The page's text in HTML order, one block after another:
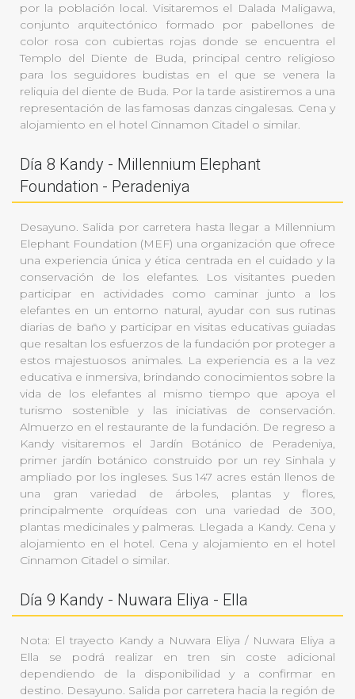
por la población local. Visitaremos el Dalada Maligawa,
conjunto arquitectónico formado por pabellones de
color rosa con cubiertas rojas donde se encuentra el
Templo del Diente de Buda, principal centro religioso
para los seguidores budistas en el que se venera la
reliquia del diente de Buda. Por la tarde asistiremos a una
representación de las famosas danzas cingalesas. Cena y
alojamiento en el hotel Cinnamon Citadel o similar.
Día 8 Kandy - Millennium Elephant
Foundation - Peradeniya
Desayuno. Salida por carretera hasta llegar a Millennium
Elephant Foundation (MEF) una organización que ofrece
una experiencia única y ética centrada en el cuidado y la
conservación de los elefantes. Los visitantes pueden
participar en actividades como caminar junto a los
elefantes en un entorno natural, ayudar con sus rutinas
diarias de baño y participar en visitas educativas guiadas
que resaltan los esfuerzos de la fundación por proteger a
estos majestuosos animales. La experiencia es a la vez
educativa e inmersiva, brindando conocimientos sobre la
vida de los elefantes al mismo tiempo que apoya el
turismo sostenible y las iniciativas de conservación.
Almuerzo en el restaurante de la fundación. De regreso a
Kandy visitaremos el Jardín Botánico de Peradeniya,
primer jardín botánico construido por un rey Sinhala y
ampliado por los ingleses. Sus 147 acres están llenos de
una gran variedad de árboles, plantas y flores,
principalmente orquídeas con una variedad de 300,
plantas medicinales y palmeras. Llegada a Kandy. Cena y
alojamiento en el hotel. Cena y alojamiento en el hotel
Cinnamon Citadel o similar.
Día 9 Kandy - Nuwara Eliya - Ella
Nota: El trayecto Kandy a Nuwara Eliya / Nuwara Eliya a
Ella se podrá realizar en tren sin coste adicional
dependiendo de la disponibilidad y a confirmar en
destino. Desayuno. Salida por carretera hacia la región de